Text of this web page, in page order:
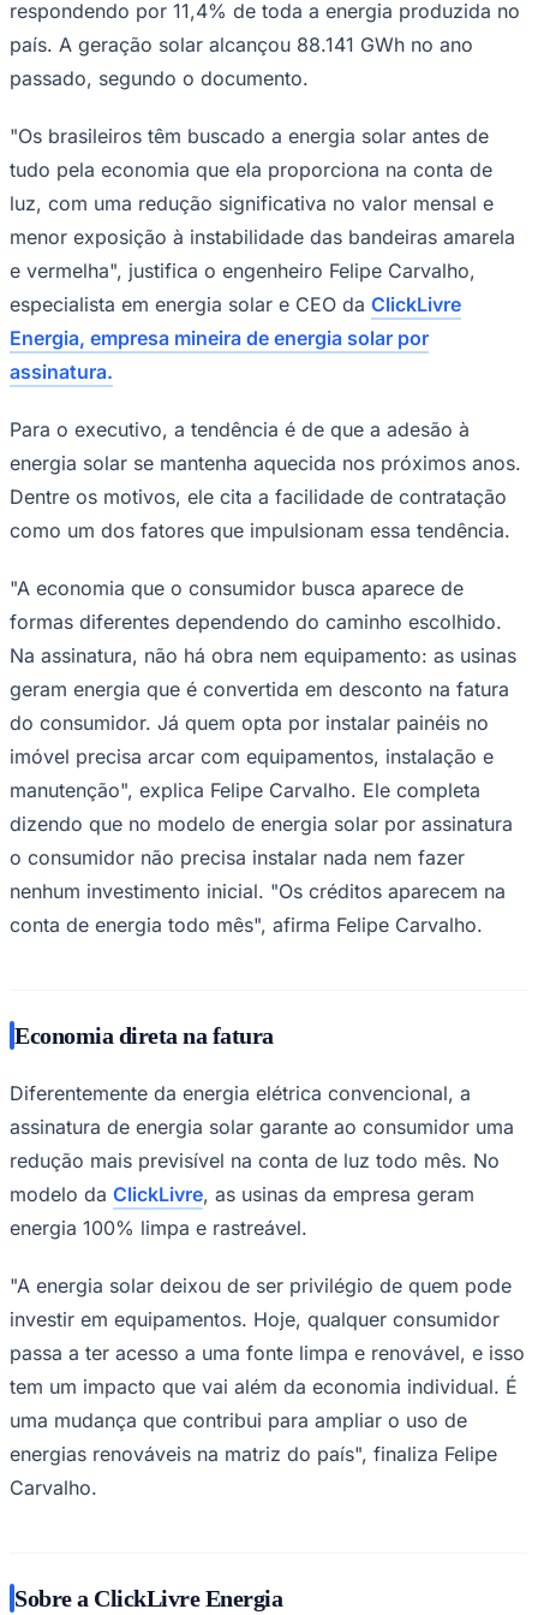
São Paulo
respondendo por 11,4% de toda a energia produzida no
país. A geração solar alcançou 88.141 GWh no ano
passado, segundo o documento.
"Os brasileiros têm buscado a energia solar antes de
tudo pela economia que ela proporciona na conta de
luz, com uma redução significativa no valor mensal e
menor exposição à instabilidade das bandeiras amarela
e vermelha", justifica o engenheiro Felipe Carvalho,
especialista em energia solar e CEO da ClickLivre
Energia, empresa mineira de energia solar por
assinatura.
Para o executivo, a tendência é de que a adesão à
energia solar se mantenha aquecida nos próximos anos.
Dentre os motivos, ele cita a facilidade de contratação
como um dos fatores que impulsionam essa tendência.
"A economia que o consumidor busca aparece de
formas diferentes dependendo do caminho escolhido.
Na assinatura, não há obra nem equipamento: as usinas
geram energia que é convertida em desconto na fatura
do consumidor. Já quem opta por instalar painéis no
imóvel precisa arcar com equipamentos, instalação e
manutenção", explica Felipe Carvalho. Ele completa
dizendo que no modelo de energia solar por assinatura
o consumidor não precisa instalar nada nem fazer
nenhum investimento inicial. "Os créditos aparecem na
conta de energia todo mês", afirma Felipe Carvalho.
Economia direta na fatura
Diferentemente da energia elétrica convencional, a
assinatura de energia solar garante ao consumidor uma
redução mais previsível na conta de luz todo mês. No
modelo da ClickLivre, as usinas da empresa geram
energia 100% limpa e rastreável.
"A energia solar deixou de ser privilégio de quem pode
investir em equipamentos. Hoje, qualquer consumidor
passa a ter acesso a uma fonte limpa e renovável, e isso
tem um impacto que vai além da economia individual. É
uma mudança que contribui para ampliar o uso de
energias renováveis na matriz do país", finaliza Felipe
Carvalho.
Sobre a ClickLivre Energia